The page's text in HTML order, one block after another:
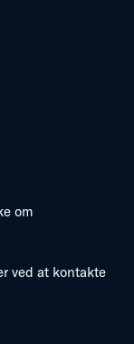
om
ved at kontakte